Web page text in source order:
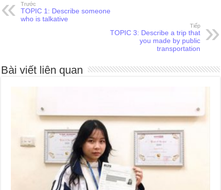
Trước
TOPIC 1: Describe someone
who is talkative
Tiếp
TOPIC 3: Describe a trip that
you made by public
transportation
Bài viết liên quan